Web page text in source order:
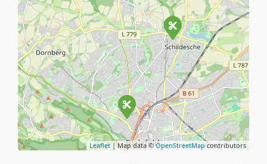
Leaflet| Map data ©OpenStreetMapcontributors